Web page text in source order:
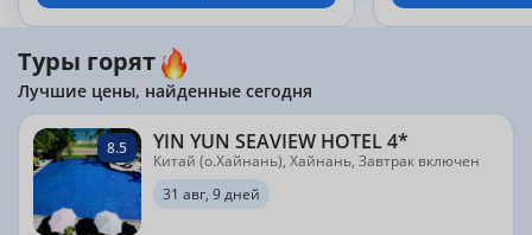
Туры горят
Лучшие цены, найденные сегодня
8.5 YIN YUN SEAVIEW HOTEL 4*
Китай (о.Хайнань), Хайнань, Завтрак включен
31 авг, 9 дней